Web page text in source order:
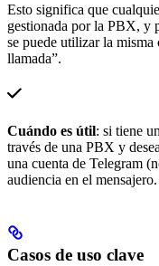
Esto significa que
gestionada por la PBX, y
se puede utilizar la misma
llamada”.
Cuándo es útil: si tiene
través de una PBX y
una cuenta de Telegram
audiencia en el mensajero.
Casos de uso clave